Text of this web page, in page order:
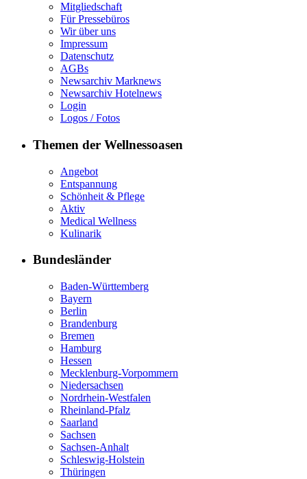
Mitgliedschaft
Für Pressebüros
Wir über uns
Impressum
Datenschutz
AGBs
Newsarchiv Marknews
Newsarchiv Hotelnews
Login
Logos / Fotos
Themen der Wellnessoasen
Angebot
Entspannung
Schönheit & Pflege
Aktiv
Medical Wellness
Kulinarik
Bundesländer
Baden-Württemberg
Bayern
Berlin
Brandenburg
Bremen
Hamburg
Hessen
Mecklenburg-Vorpommern
Niedersachsen
Nordrhein-Westfalen
Rheinland-Pfalz
Saarland
Sachsen
Sachsen-Anhalt
Schleswig-Holstein
Thüringen